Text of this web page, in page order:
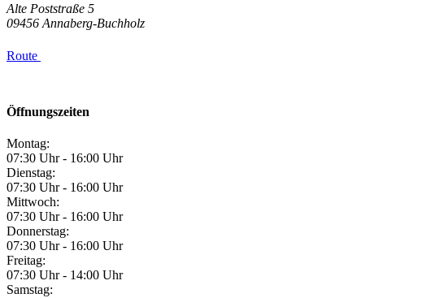
Alte Poststraße 5
09456 Annaberg-Buchholz
Route
Öffnungszeiten
Montag:
07:30 Uhr - 16:00 Uhr
Dienstag:
07:30 Uhr - 16:00 Uhr
Mittwoch:
07:30 Uhr - 16:00 Uhr
Donnerstag:
07:30 Uhr - 16:00 Uhr
Freitag:
07:30 Uhr - 14:00 Uhr
Samstag: